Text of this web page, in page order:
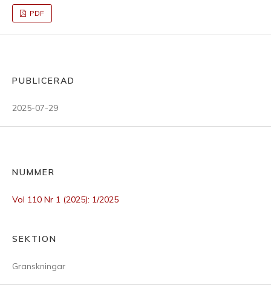
PDF
PUBLICERAD
2025-07-29
NUMMER
Vol 110 Nr 1 (2025): 1/2025
SEKTION
Granskningar